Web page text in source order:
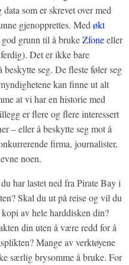
data som er skrevet over med
gjenopprettes. Med økt
god grunn til å brukeZfoneeller
Det er ikke bare
seg. De fleste føler seg
kan finne ut alt
at vi har en historie med
er flere og flere interessert
– eller å beskytte seg mot å
firma, journalister,
noen.
har lastet ned fra Pirate Bay i
Skal du ut på reise og vil du
av hele harddisken din?
din uten å være redd for å
Mange av verktøyene
særlig brysomme å bruke. For